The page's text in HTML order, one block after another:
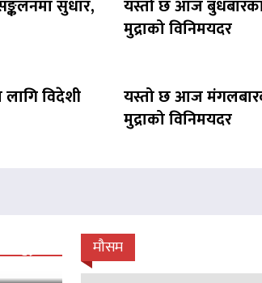
सुधार,
यस्तो छ आज
मुद्राको विनिमयदर
विदेशी
यस्तो छ आज
मुद्राको विनिमयदर
मौसम